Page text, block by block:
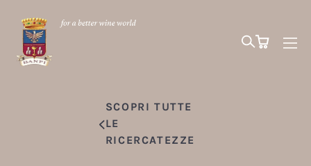
SCOPRI TUTTE
LE
RICERCATEZZE